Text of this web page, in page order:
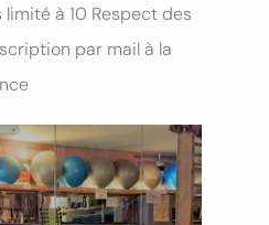
à 10 Respect des
par mail à la